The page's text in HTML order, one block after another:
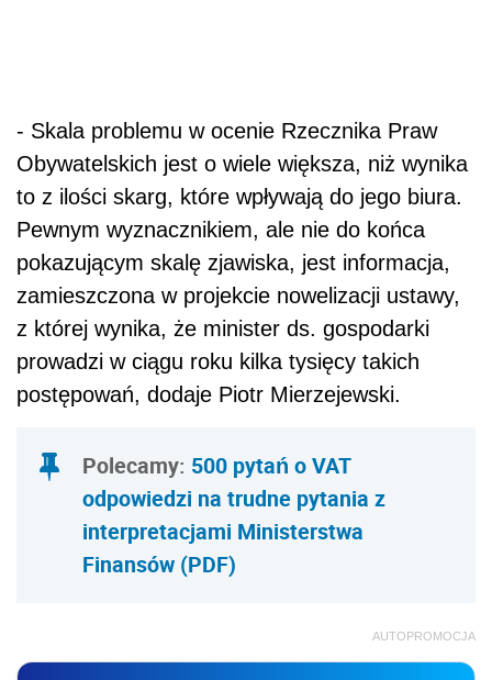
- Skala problemu w ocenie Rzecznika Praw
Obywatelskich jest o wiele większa, niż wynika
to z ilości skarg, które wpływają do jego biura.
Pewnym wyznacznikiem, ale nie do końca
pokazującym skalę zjawiska, jest informacja,
zamieszczona w projekcie nowelizacji ustawy,
z której wynika, że minister ds. gospodarki
prowadzi w ciągu roku kilka tysięcy takich
postępowań, dodaje Piotr Mierzejewski.
Polecamy: 500 pytań o VAT
odpowiedzi na trudne pytania z
interpretacjami Ministerstwa
Finansów (PDF)
AUTOPROMOCJA